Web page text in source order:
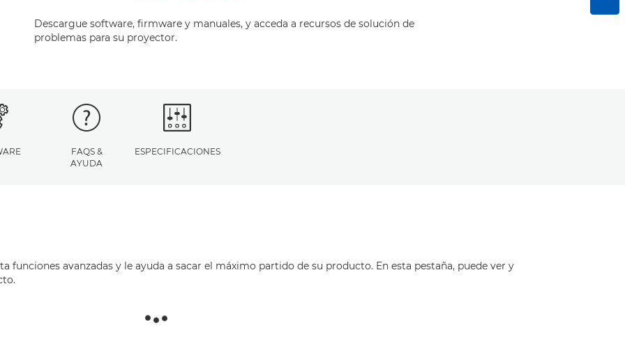
Descargue software, firmware y manuales, y acceda a recursos de solución de
problemas para su proyector.
FAQS &
AYUDA
ESPECIFICACIONES
funciones avanzadas y le ayuda a sacar el máximo partido de su producto. En esta pestaña, puede ver y